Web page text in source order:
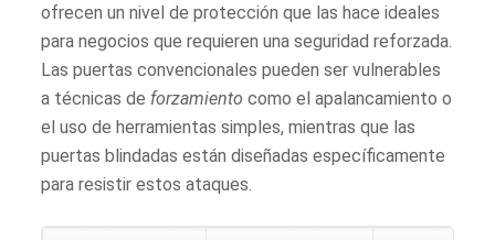
ofrecen un nivel de protección que las hace ideales
para negocios que requieren una seguridad reforzada.
Las puertas convencionales pueden ser vulnerables
a técnicas de forzamiento como el apalancamiento o
el uso de herramientas simples, mientras que las
puertas blindadas están diseñadas específicamente
para resistir estos ataques.